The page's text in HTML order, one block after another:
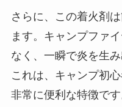
さらに、この着火剤
ます。キャンプファ
なく、一瞬で炎を生
これは、キャンプ初
非常に便利な特徴で